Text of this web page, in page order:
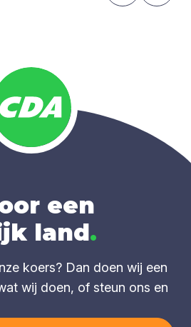
een
land.
koers? Dan doen wij een
wij doen, of steun ons en